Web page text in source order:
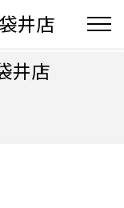
井店
井店